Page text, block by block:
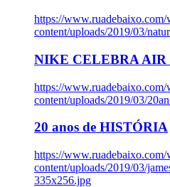
https://www.ruadebaixo.com/
content/uploads/2019/03/
NIKE CELEBRA AIR
https://www.ruadebaixo.com/
content/uploads/2019/03/
20 anos de HISTÓRIA
https://www.ruadebaixo.com/
content/uploads/2019/03/
335x256.jpg